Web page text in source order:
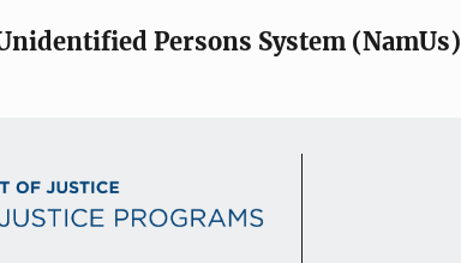
Persons System (NamUs)